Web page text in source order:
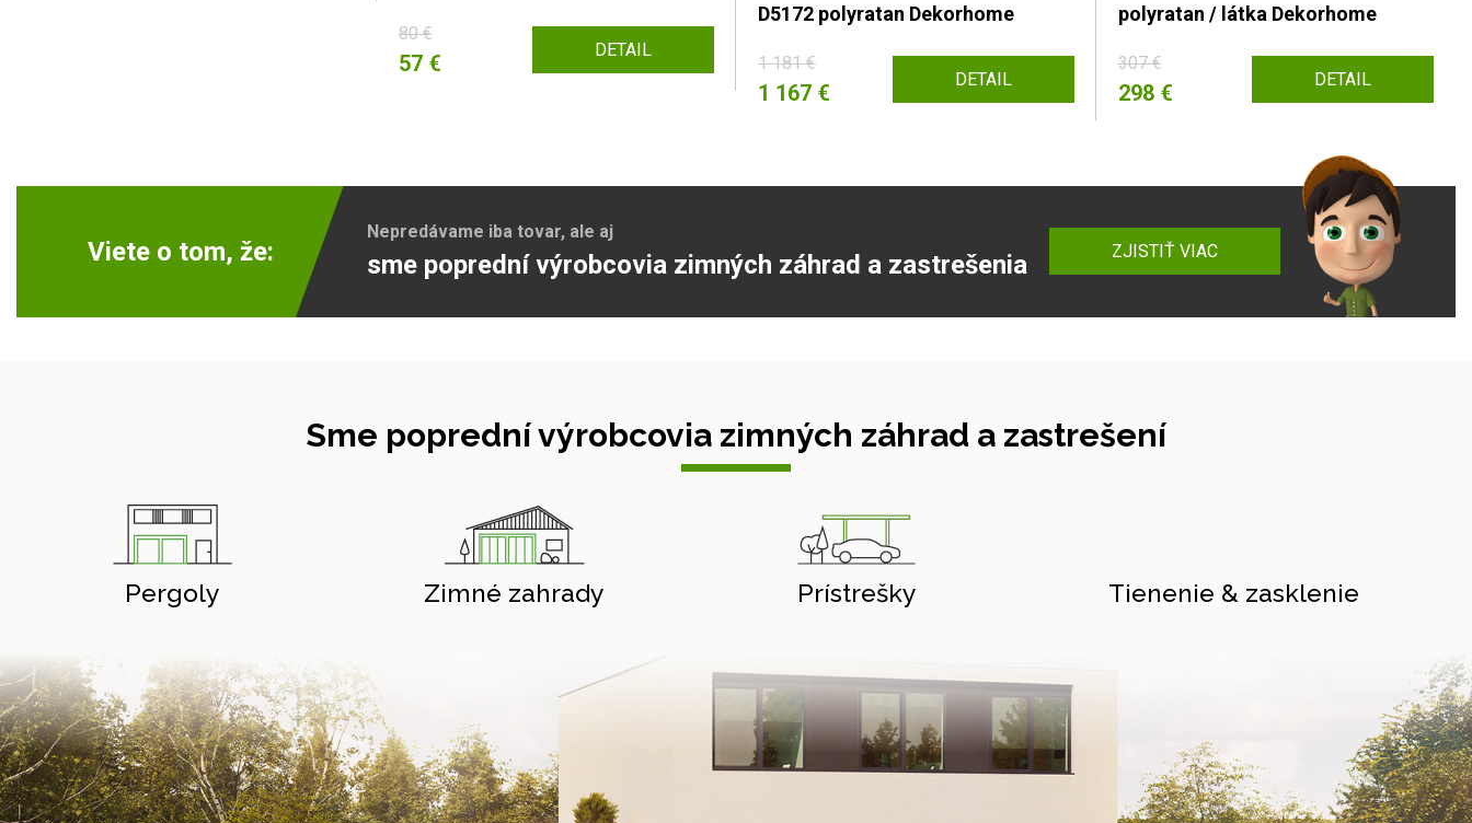
80 €
57 € DETAIL
D5172 polyratan Dekorhome
1 181 €
1 167 € DETAIL
polyratan / látka Dekorhome
307 €
298 € DETAIL
Viete o tom, že:
Nepredávame iba tovar, ale aj
sme poprední výrobcovia zimných záhrad a zastrešenia ZJISTIŤ VIAC
Sme poprední výrobcovia zimných záhrad a zastrešení
Pergoly Zimné zahrady Prístrešky Tienenie & zasklenie